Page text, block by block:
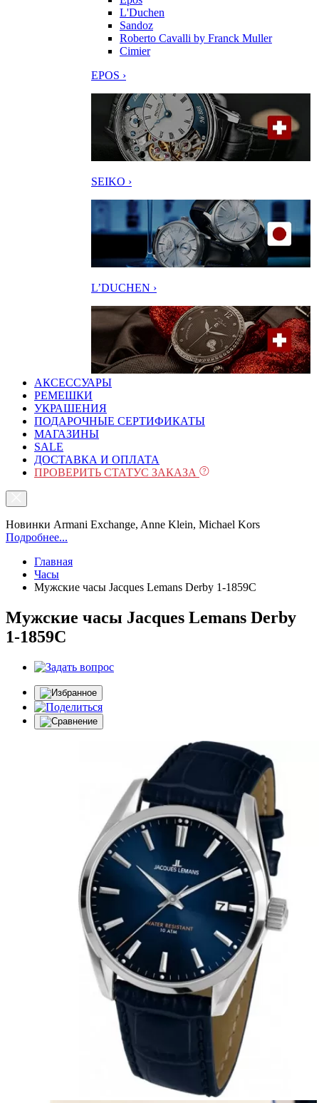
L'Duchen
Sandoz
Roberto Cavalli by Franck Muller
Cimier
EPOS ›
SEIKO ›
L’DUCHEN ›
АКСЕССУАРЫ
РЕМЕШКИ
УКРАШЕНИЯ
ПОДАРОЧНЫЕ СЕРТИФИКАТЫ
МАГАЗИНЫ
SALE
ДОСТАВКА И ОПЛАТА
ПРОВЕРИТЬ СТАТУС ЗАКАЗА
Новинки Armani Exchange, Anne Klein, Michael Kors
Подробнее...
Главная
Часы
Мужские часы Jacques Lemans Derby 1-1859C
Мужские часы Jacques Lemans Derby
1-1859C